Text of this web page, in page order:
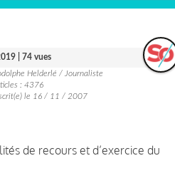
| 74 vues
Helderlé / Journaliste
: 4376
le 16 / 11 / 2007
de recours et d’exercice du